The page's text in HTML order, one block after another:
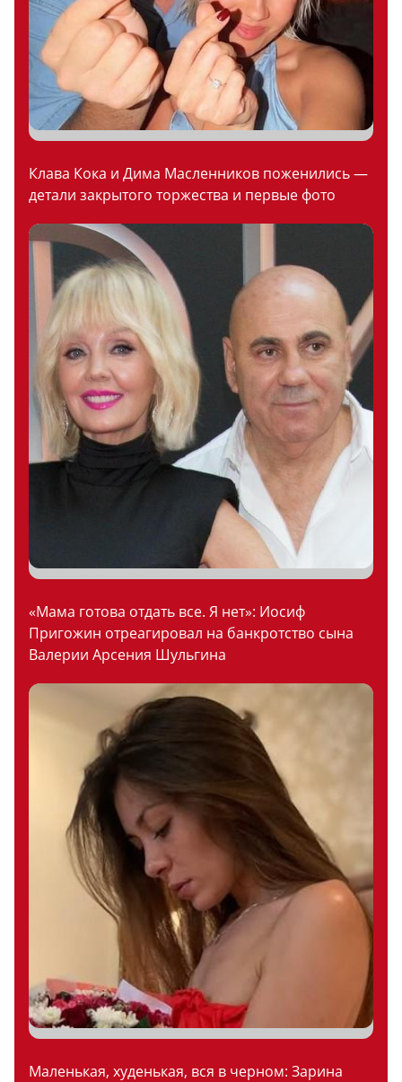
Клава Кока и Дима Масленников поженились —
детали закрытого торжества и первые фото
«Мама готова отдать все. Я нет»: Иосиф
Пригожин отреагировал на банкротство сына
Валерии Арсения Шульгина
Маленькая, худенькая, вся в черном: Зарина